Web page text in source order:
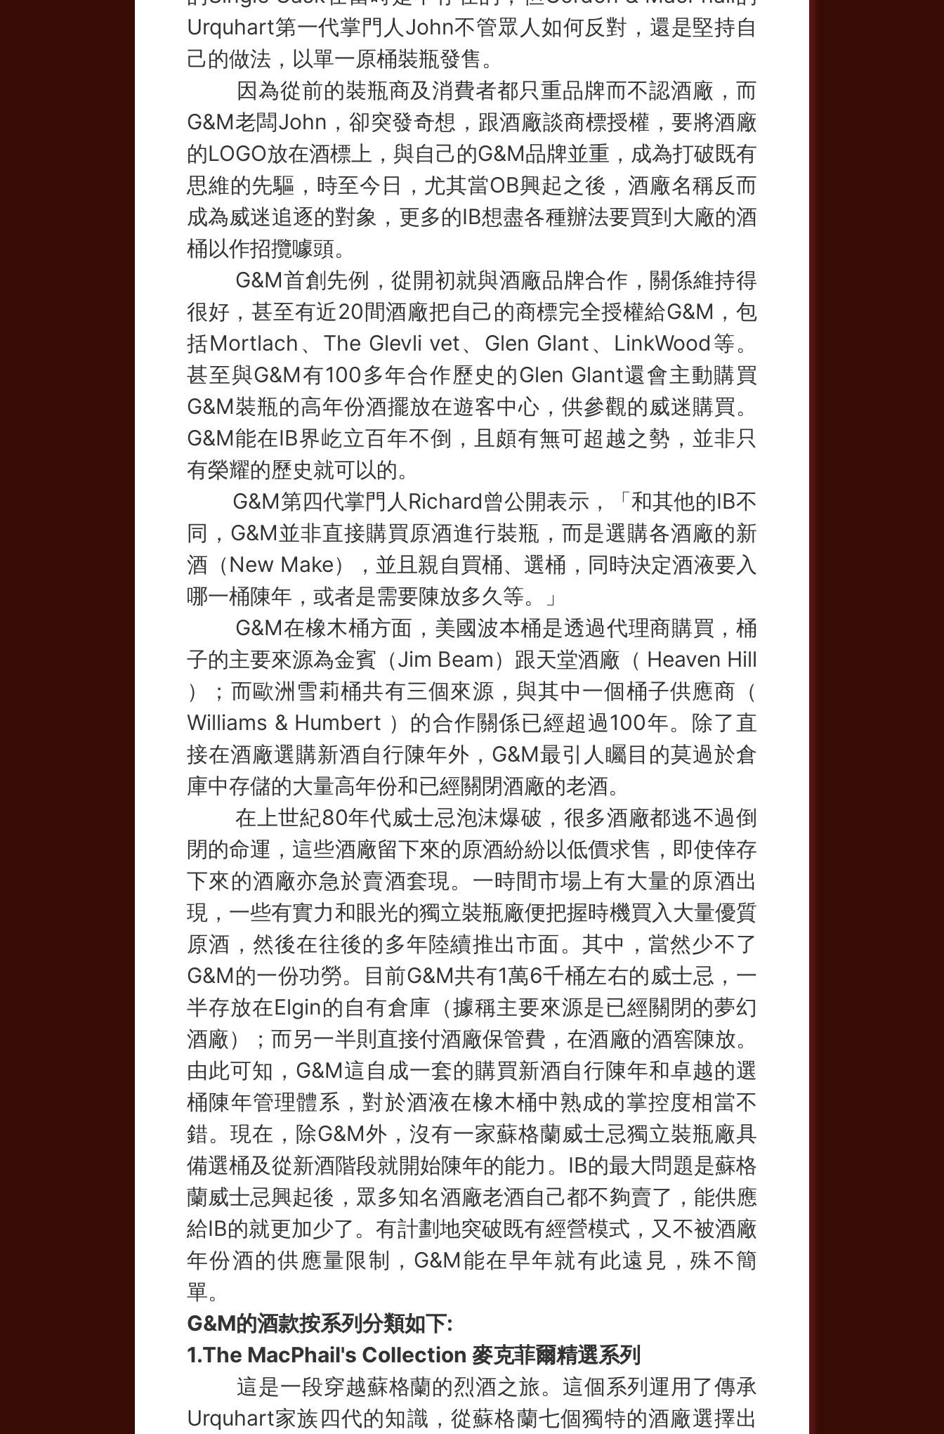
Urquhart第一代掌門人John不管眾人如何反對，還是堅持自
己的做法，以單一原桶裝瓶發售。
因為從前的裝瓶商及消費者都只重品牌而不認酒廠，而
G&M老闆John，卻突發奇想，跟酒廠談商標授權，要將酒廠
的LOGO放在酒標上，與自己的G&M品牌並重，成為打破既有
思維的先驅，時至今日，尤其當OB興起之後，酒廠名稱反而
成為威迷追逐的對象，更多的IB想盡各種辦法要買到大廠的酒
桶以作招攬噱頭。
G&M首創先例，從開初就與酒廠品牌合作，關係維持得
很好，甚至有近20間酒廠把自己的商標完全授權給G&M，包
括Mortlach、The Glevli vet、Glen Glant、LinkWood等。
甚至與G&M有100多年合作歷史的Glen Glant還會主動購買
G&M裝瓶的高年份酒擺放在遊客中心，供參觀的威迷購買。
G&M能在IB界屹立百年不倒，且頗有無可超越之勢，並非只
有榮耀的歷史就可以的。
G&M第四代掌門人Richard曾公開表示，「和其他的IB不
同，G&M並非直接購買原酒進行裝瓶，而是選購各酒廠的新
酒（New Make），並且親自買桶、選桶，同時決定酒液要入
哪一桶陳年，或者是需要陳放多久等。」
G&M在橡木桶方面，美國波本桶是透過代理商購買，桶
子的主要來源為金賓（Jim Beam）跟天堂酒廠（ Heaven Hill
）；而歐洲雪莉桶共有三個來源，與其中一個桶子供應商（
Williams & Humbert ）的合作關係已經超過100年。除了直
接在酒廠選購新酒自行陳年外，G&M最引人矚目的莫過於倉
庫中存儲的大量高年份和已經關閉酒廠的老酒。
在上世紀80年代威士忌泡沫爆破，很多酒廠都逃不過倒
閉的命運，這些酒廠留下來的原酒紛紛以低價求售，即使倖存
下來的酒廠亦急於賣酒套現。一時間市場上有大量的原酒出
現，一些有實力和眼光的獨立裝瓶廠便把握時機買入大量優質
原酒，然後在往後的多年陸續推出市面。其中，當然少不了
G&M的一份功勞。目前G&M共有1萬6千桶左右的威士忌，一
半存放在Elgin的自有倉庫（據稱主要來源是已經關閉的夢幻
酒廠）；而另一半則直接付酒廠保管費，在酒廠的酒窖陳放。
由此可知，G&M這自成一套的購買新酒自行陳年和卓越的選
桶陳年管理體系，對於酒液在橡木桶中熟成的掌控度相當不
錯。現在，除G&M外，沒有一家蘇格蘭威士忌獨立裝瓶廠具
備選桶及從新酒階段就開始陳年的能力。IB的最大問題是蘇格
蘭威士忌興起後，眾多知名酒廠老酒自己都不夠賣了，能供應
給IB的就更加少了。有計劃地突破既有經營模式，又不被酒廠
年份酒的供應量限制，G&M能在早年就有此遠見，殊不簡
單。
G&M的酒款按系列分類如下:
1.The MacPhail's Collection 麥克菲爾精選系列
這是一段穿越蘇格蘭的烈酒之旅。這個系列運用了傳承
Urquhart家族四代的知識，從蘇格蘭七個獨特的酒廠選擇出